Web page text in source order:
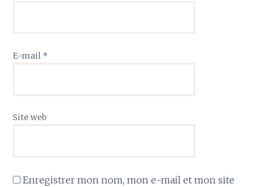
E-mail *
Site web
Enregistrer mon nom, mon e-mail et mon site